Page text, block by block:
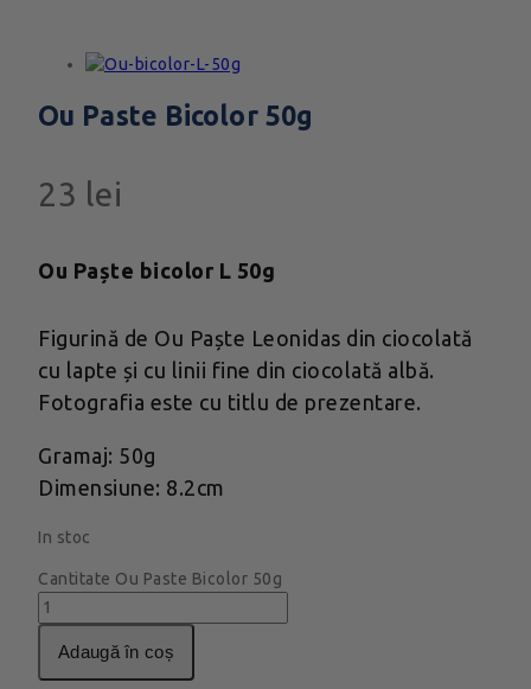
Ou Paste Bicolor 50g
23 lei
Ou Paște bicolor L 50g
Figurină de Ou Paște Leonidas din ciocolată
cu lapte și cu linii fine din ciocolată albă.
Fotografia este cu titlu de prezentare.
Gramaj: 50g
Dimensiune: 8.2cm
In stoc
Cantitate Ou Paste Bicolor 50g
adaugă în coș